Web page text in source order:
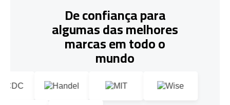
De confiança para
algumas das melhores
marcas em todo o
mundo